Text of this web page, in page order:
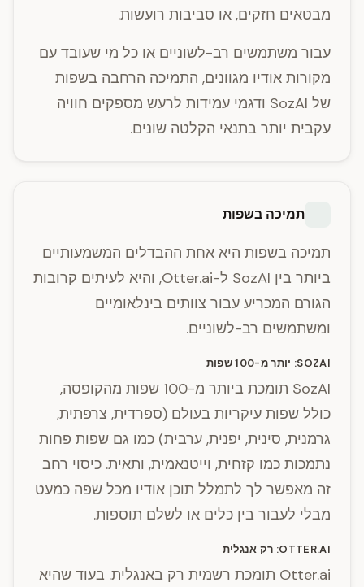
מבטאים חזקים, או סביבות רועשות.
עבור משתמשים רב-לשוניים או כל מי שעובד עם
מקורות אודיו מגוונים, התמיכה הרחבה בשפות
של SozAI ודגמי עמידות לרעש מספקים חוויה
עקבית יותר בתנאי הקלטה שונים.
תמיכה בשפות
תמיכה בשפות היא אחת ההבדלים המשמעותיים
ביותר בין SozAI ל-Otter.ai, והיא לעיתים קרובות
הגורם המכריע עבור צוותים בינלאומיים
ומשתמשים רב-לשוניים.
SOZAI: יותר מ-100 שפות
SozAI תומכת ביותר מ-100 שפות מהקופסה,
כולל שפות עיקריות בעולם (ספרדית, צרפתית,
גרמנית, סינית, יפנית, ערבית) כמו גם שפות פחות
נתמכות כמו קזחית, וייטנאמית, ותאית. כיסוי רחב
זה מאפשר לך לתמלל תוכן אודיו מכל שפה כמעט
מבלי לעבור בין כלים או לשלם תוספות.
OTTER.AI: רק אנגלית
Otter.ai תומכת רשמית רק באנגלית. בעוד שהיא